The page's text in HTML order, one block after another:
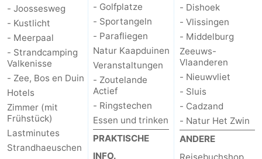
- Joossesweg
- Kustlicht
- Meerpaal
- Strandcamping
Valkenisse
- Zee, Bos en Duin
Hotels
Zimmer (mit
Frühstück)
Lastminutes
Strandhaeuschen
- Golfplatze
- Sportangeln
- Parafliegen
Natur Kaapduinen
Veranstaltungen
- Zoutelande
Actief
- Ringstechen
Essen und trinken
PRAKTISCHE
INFO.
- Dishoek
- Vlissingen
- Middelburg
Zeeuws-
Vlaanderen
- Nieuwvliet
- Sluis
- Cadzand
- Natur Het Zwin
ANDERE
Reisebuchshop